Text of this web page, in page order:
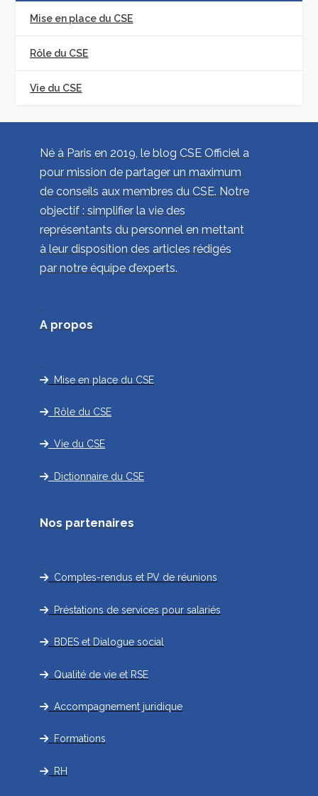
Mise en place du CSE
Rôle du CSE
Vie du CSE
Né à Paris en 2019, le blog CSE Officiel a
pour mission de partager un maximum
de conseils aux membres du CSE. Notre
objectif : simplifier la vie des
représentants du personnel en mettant
à leur disposition des articles rédigés
par notre équipe d’experts.
A propos
Mise en place du CSE
Rôle du CSE
Vie du CSE
Dictionnaire du CSE
Nos partenaires
Comptes-rendus et PV de réunions
Préstations de services pour salariés
BDES et Dialogue social
Qualité de vie et RSE
Accompagnement juridique
Formations
RH